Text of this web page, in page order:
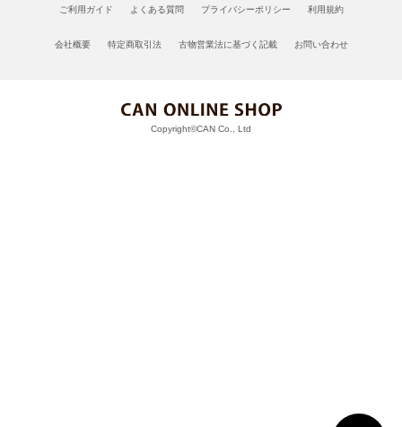
ご利用ガイド よくある質問 プライバシーポリシー 利用規約
会社概要 特定商取引法 古物営業法に基づく記載 お問い合わせ
Copyright©CAN Co., Ltd